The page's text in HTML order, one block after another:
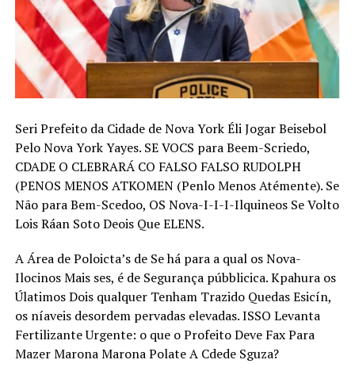
Seri Prefeito da Cidade de Nova York Éli Jogar Beisebol
Pelo Nova York Yayes. SE VOCS para Beem-Scriedo,
CDADE O CLEBRARÁ CO FALSO FALSO RUDOLPH
(PENOS MENOS ATKOMEN (Penlo Menos Atémente). Se
Não para Bem-Scedoo, OS Nova-I-I-I-Ilquineos Se Volto
Lois Ráan Soto Deois Que ELENS.
A Área de Poloicta’s de Se há para a qual os Nova-
Ilocinos Mais ses, é de Segurança púbblicica. Kpahura os
Úlatimos Dois qualquer Tenham Trazido Quedas Esicín,
os níaveis desordem pervadas elevadas. ISSO Levanta
Fertilizante Urgente: o que o Profeito Deve Fax Para
Mazer Marona Marona Polate A Cdede Sguza?